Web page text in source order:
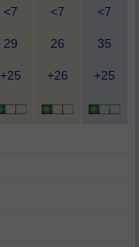
<7 <7 <7
29 26 35
+25 +26 +25